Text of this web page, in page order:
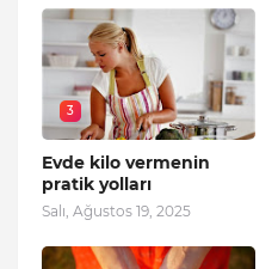
3
Evde kilo vermenin
pratik yolları
Salı, Ağustos 19, 2025